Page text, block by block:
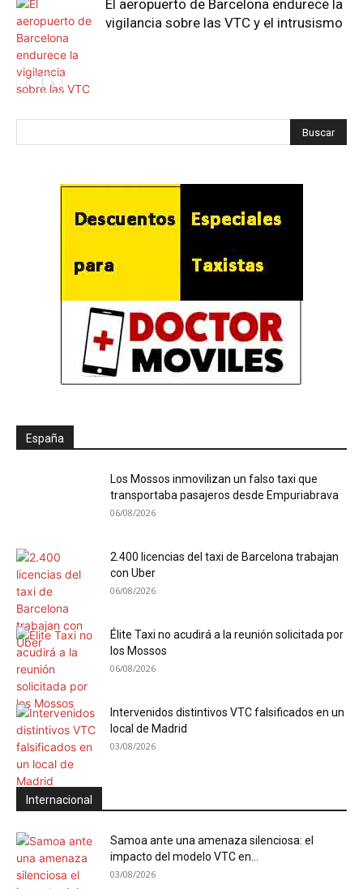
El aeropuerto de Barcelona endurece la
vigilancia sobre las VTC y el intrusismo
España
Los Mossos inmovilizan un falso taxi que
transportaba pasajeros desde Empuriabrava
06/08/2026
2.400 licencias del taxi de Barcelona trabajan
con Uber
06/08/2026
Élite Taxi no acudirá a la reunión solicitada por
los Mossos
06/08/2026
Intervenidos distintivos VTC falsificados en un
local de Madrid
03/08/2026
Internacional
Samoa ante una amenaza silenciosa: el
impacto del modelo VTC en...
03/08/2026